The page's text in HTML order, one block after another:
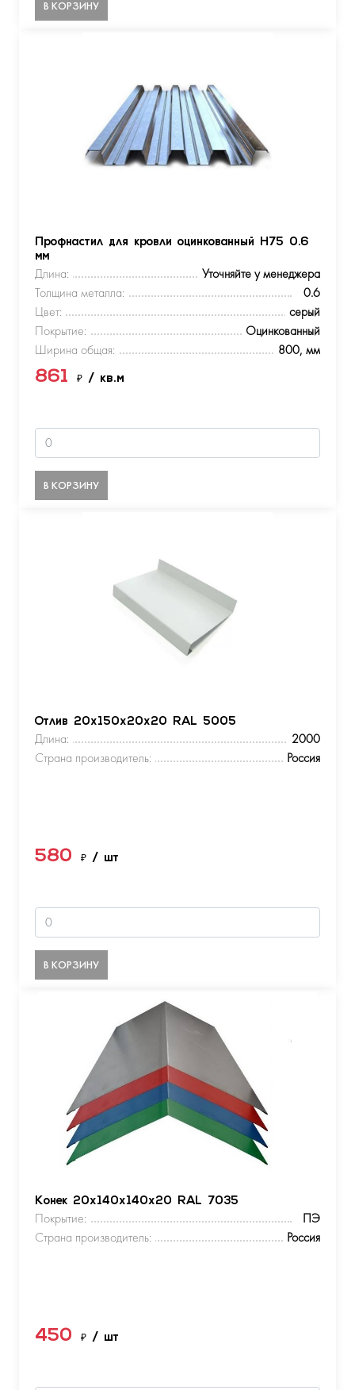
В КОРЗИНУ
Профнастил для кровли оцинкованный Н75 0.6
мм
Длина:
Уточняйте у менеджера
Толщина металла:
0.6
Цвет:
серый
Покрытие:
Оцинкованный
Ширина общая:
800, мм
861 ₽ / кв.м
В КОРЗИНУ
Отлив 20х150х20х20 RAL 5005
Длина:
2000
Страна производитель:
Россия
580 ₽ / шт
В КОРЗИНУ
Конек 20х140х140х20 RAL 7035
Покрытие:
ПЭ
Страна производитель:
Россия
450 ₽ / шт